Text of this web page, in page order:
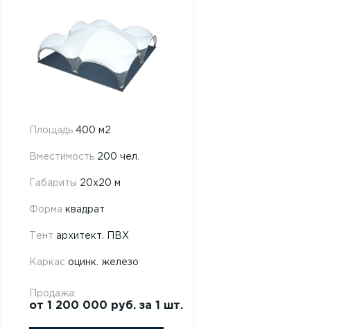
Площадь400 м2
Вместимость200 чел.
Габариты 20х20 м
Форма квадрат
Тент архитект. ПВХ
Каркасоцинк. железо
Продажа:
от 1 200 000 руб. за 1 шт.